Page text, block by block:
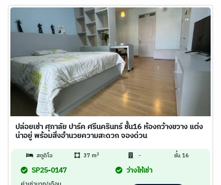
ปล่อยเช่า ศุภาลัย ปาร์ค ศรีนครินทร์ ชั้น16 ห้องกว้างขวาง แต่ง
น่าอยู่ พร้อมสิ่งอำนวยความสะดวก จองด่วน
สตูดิโอ 37 m2 - ชั้น 16
SP25-0147 ว่างให้เช่า